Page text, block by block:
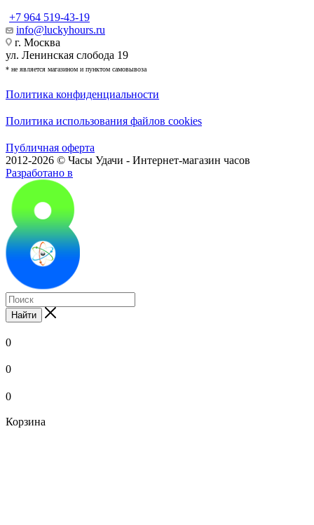
+7 964 519-43-19
info@luckyhours.ru
г. Москва
ул. Ленинская слобода 19
* не является магазином и пунктом самовывоза
Политика конфиденциальности
Политика использования файлов cookies
Публичная оферта
2012-2026 © Часы Удачи - Интернет-магазин часов
Разработано в
Найти
0
0
0
Корзина